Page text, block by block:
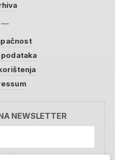
NEWSLETTER